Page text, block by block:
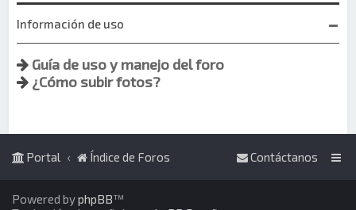
Información de uso
Guía de uso y manejo del foro
¿Cómo subir fotos?
Portal Índice de Foros Contáctanos
Powered byphpBB™